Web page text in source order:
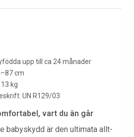
upp till ca 24 månader
cm
kg
UN R129/03
vart du än går
babyskydd är den ultimata allt-